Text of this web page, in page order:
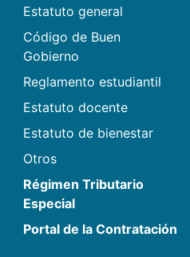
Estatuto general
Código de Buen
Gobierno
Reglamento estudiantil
Estatuto docente
Estatuto de bienestar
Otros
Régimen Tributario
Especial
Portal de la Contratación